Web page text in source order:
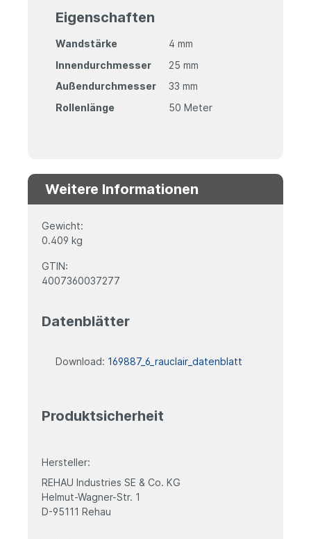
Eigenschaften
Wandstärke
4 mm
Innendurchmesser
25 mm
Außendurchmesser
33 mm
Rollenlänge
50 Meter
Weitere Informationen
Gewicht:
0.409 kg
GTIN:
4007360037277
Datenblätter
Download: 169887_6_rauclair_datenblatt
Produktsicherheit
Hersteller:
REHAU Industries SE & Co. KG
Helmut-Wagner-Str. 1
D-95111 Rehau